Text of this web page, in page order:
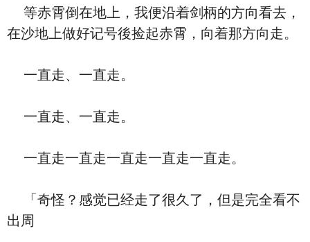
等赤霄倒在地上，我便沿着剑柄的方向看去，
在沙地上做好记号後捡起赤霄，向着那方向走。
一直走、一直走。
一直走、一直走。
一直走一直走一直走一直走一直走。
「奇怪？感觉已经走了很久了，但是完全看不
出周